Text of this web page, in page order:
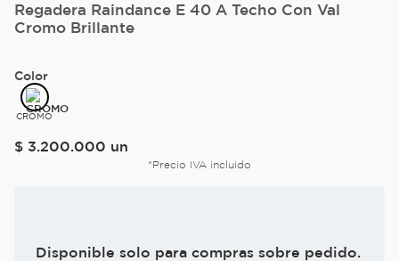
Regadera Raindance E 40 A Techo Con Val
Cromo Brillante
Color
CROMO
$ 3.200.000 un
*Precio IVA incluido
Disponible solo para compras sobre pedido.